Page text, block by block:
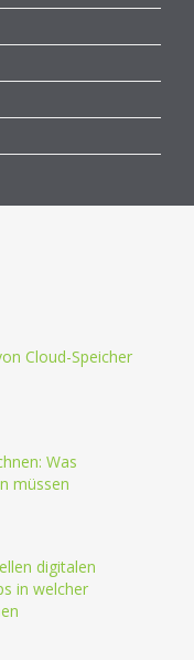
Cloud-Speicher
Was
müssen
digitalen
in welcher